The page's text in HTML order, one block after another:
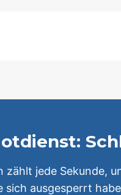
zählt jede Sekunde,
sich ausgesperrt